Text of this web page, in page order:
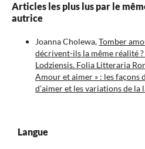
Articles les plus lus par le
autrice
Joanna Cholewa,Tomber
décrivent-ils la même réalité ?
Lodziensis. Folia Litteraria
Amour et aimer » : les façons
d’aimer et les variations de la
Langue